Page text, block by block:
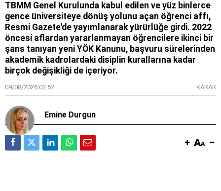
TBMM Genel Kurulunda kabul edilen ve yüz binlerce
gence üniversiteye dönüş yolunu açan öğrenci affı,
Resmi Gazete'de yayımlanarak yürürlüğe girdi. 2022
öncesi aflardan yararlanmayan öğrencilere ikinci bir
şans tanıyan yeni YÖK Kanunu, başvuru sürelerinden
akademik kadrolardaki disiplin kurallarına kadar
birçok değişikliği de içeriyor.
09/08/2026 02:52 KARAR
Emine Durgun